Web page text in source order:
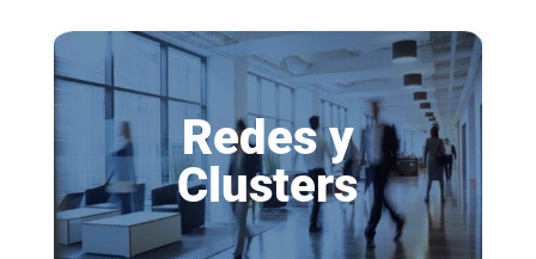
Redes y
Clusters